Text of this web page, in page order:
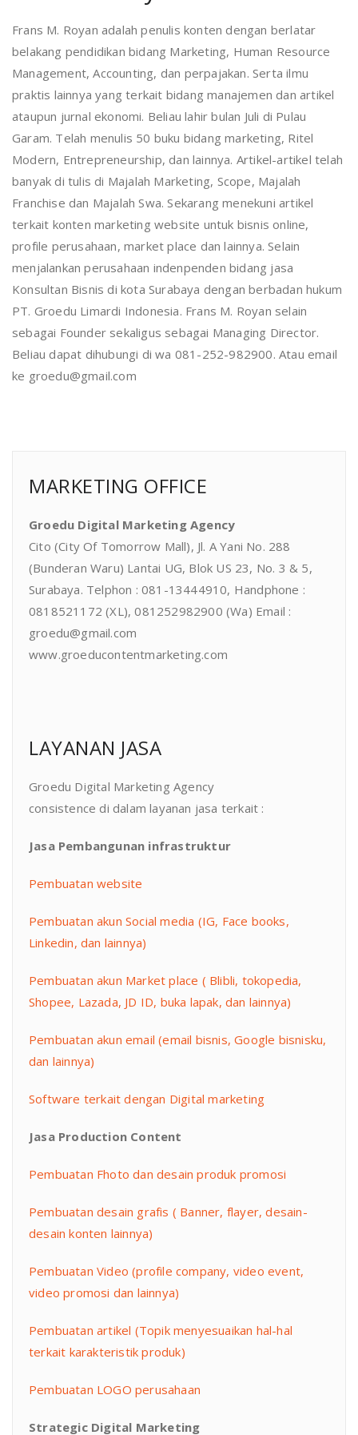
Frans M. Royan adalah penulis konten dengan berlatar
belakang pendidikan bidang Marketing, Human Resource
Management, Accounting, dan perpajakan. Serta ilmu
praktis lainnya yang terkait bidang manajemen dan artikel
ataupun jurnal ekonomi. Beliau lahir bulan Juli di Pulau
Garam. Telah menulis 50 buku bidang marketing, Ritel
Modern, Entrepreneurship, dan lainnya. Artikel-artikel telah
banyak di tulis di Majalah Marketing, Scope, Majalah
Franchise dan Majalah Swa. Sekarang menekuni artikel
terkait konten marketing website untuk bisnis online,
profile perusahaan, market place dan lainnya. Selain
menjalankan perusahaan indenpenden bidang jasa
Konsultan Bisnis di kota Surabaya dengan berbadan hukum
PT. Groedu Limardi Indonesia. Frans M. Royan selain
sebagai Founder sekaligus sebagai Managing Director.
Beliau dapat dihubungi di wa 081-252-982900. Atau email
ke groedu@gmail.com
MARKETING OFFICE
Groedu Digital Marketing Agency
Cito (City Of Tomorrow Mall), Jl. A Yani No. 288
(Bunderan Waru) Lantai UG, Blok US 23, No. 3 & 5,
Surabaya. Telphon : 081-13444910, Handphone :
0818521172 (XL), 081252982900 (Wa) Email :
groedu@gmail.com
www.groeducontentmarketing.com
LAYANAN JASA
Groedu Digital Marketing Agency
consistence di dalam layanan jasa terkait :
Jasa Pembangunan infrastruktur
Pembuatan website
Pembuatan akun Social media (IG, Face books,
Linkedin, dan lainnya)
Pembuatan akun Market place ( Blibli, tokopedia,
Shopee, Lazada, JD ID, buka lapak, dan lainnya)
Pembuatan akun email (email bisnis, Google bisnisku,
dan lainnya)
Software terkait dengan Digital marketing
Jasa Production Content
Pembuatan Fhoto dan desain produk promosi
Pembuatan desain grafis ( Banner, flayer, desain-
desain konten lainnya)
Pembuatan Video (profile company, video event,
video promosi dan lainnya)
Pembuatan artikel (Topik menyesuaikan hal-hal
terkait karakteristik produk)
Pembuatan LOGO perusahaan
Strategic Digital Marketing